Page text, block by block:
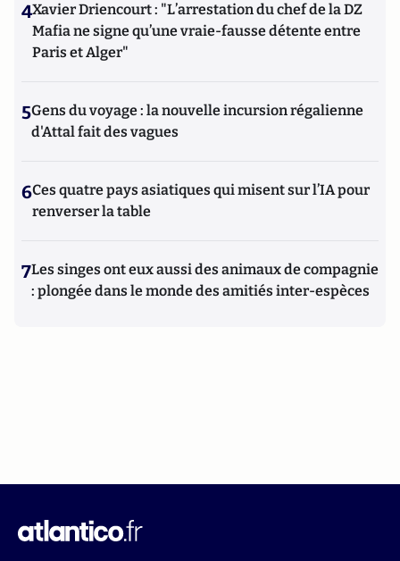
4Xavier Driencourt : "L’arrestation du chef de la DZ
Mafia ne signe qu’une vraie-fausse détente entre
Paris et Alger"
5Gens du voyage : la nouvelle incursion régalienne
d'Attal fait des vagues
6Ces quatre pays asiatiques qui misent sur l’IA pour
renverser la table
7Les singes ont eux aussi des animaux de compagnie
: plongée dans le monde des amitiés inter-espèces